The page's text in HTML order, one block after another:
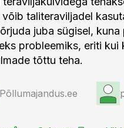
võib taliteraviljadel
juba sügisel,
probleemiks, eriti kui
tõttu teha.
Põllumajandus.ee